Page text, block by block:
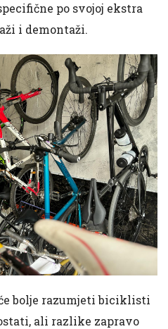
po svojoj ekstra
i demontaži.
bolje razumjeti biciklisti
ali razlike zapravo